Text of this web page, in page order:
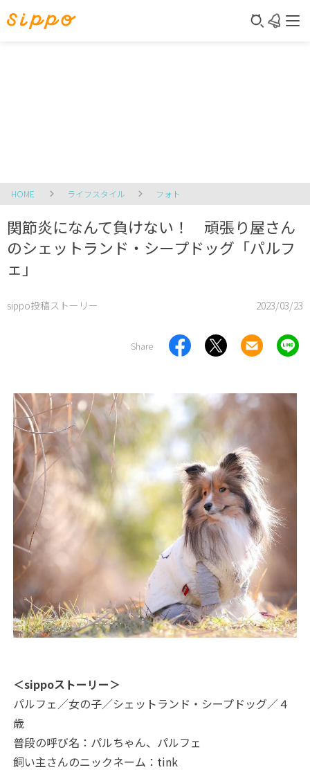
HOME ライフスタイル フォト
関節炎になんて負けない！ 頑張り屋さん
のシェットランド・シープドッグ「パルフ
ェ」
sippo投稿ストーリー 2023/03/23
Share
＜sippoストーリー＞
パルフェ／女の子／シェットランド・シープドッグ／４
歳
普段の呼び名：パルちゃん、パルフェ
飼い主さんのニックネーム：tink